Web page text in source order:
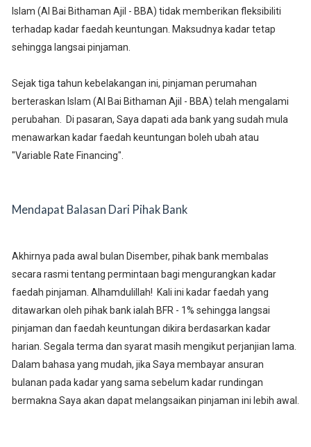
Islam (Al Bai Bithaman Ajil - BBA) tidak memberikan fleksibiliti
terhadap kadar faedah keuntungan. Maksudnya kadar tetap
sehingga langsai pinjaman.
Sejak tiga tahun kebelakangan ini, pinjaman perumahan
berteraskan Islam (Al Bai Bithaman Ajil - BBA) telah mengalami
perubahan. Di pasaran, Saya dapati ada bank yang sudah mula
menawarkan kadar faedah keuntungan boleh ubah atau
"Variable Rate Financing".
Mendapat Balasan Dari Pihak Bank
Akhirnya pada awal bulan Disember, pihak bank membalas
secara rasmi tentang permintaan bagi mengurangkan kadar
faedah pinjaman. Alhamdulillah! Kali ini kadar faedah yang
ditawarkan oleh pihak bank ialah BFR - 1% sehingga langsai
pinjaman dan faedah keuntungan dikira berdasarkan kadar
harian. Segala terma dan syarat masih mengikut perjanjian lama.
Dalam bahasa yang mudah, jika Saya membayar ansuran
bulanan pada kadar yang sama sebelum kadar rundingan
bermakna Saya akan dapat melangsaikan pinjaman ini lebih awal.